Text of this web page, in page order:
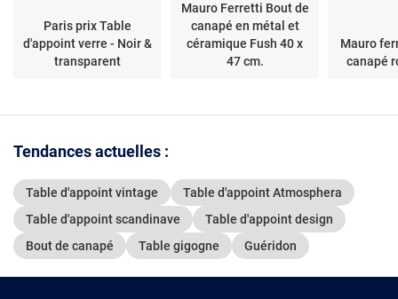
Paris prix Table
d'appoint verre - Noir &
transparent
Mauro Ferretti Bout de
canapé en métal et
céramique Fush 40 x
47 cm.
Mauro
canapé
Tendances actuelles :
Table d'appoint vintage
Table d'appoint Atmosphera
Table d'appoint scandinave
Table d'appoint design
Bout de canapé
Table gigogne Guéridon